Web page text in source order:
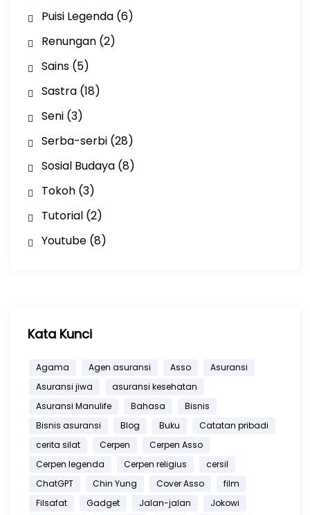
Puisi Legenda(6)
Renungan(2)
Sains(5)
Sastra(18)
Seni(3)
Serba-serbi(28)
Sosial Budaya(8)
Tokoh(3)
Tutorial(2)
Youtube(8)
Kata Kunci
Agama Agen asuransi Asso
Asuransi
Asuransi jiwa
asuransi kesehatan
Asuransi Manulife
Bahasa
Bisnis
Bisnis asuransi
Blog Buku
Catatan pribadi
cerita silat
Cerpen
Cerpen Asso
Cerpen legenda
Cerpen religius
cersil
ChatGPT
Chin Yung Cover Asso
film
Filsafat
Gadget Jalan-jalan
Jokowi